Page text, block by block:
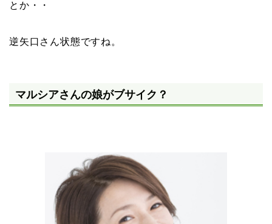
とか・・
逆矢口さん状態ですね。
マルシアさんの娘がブサイク？